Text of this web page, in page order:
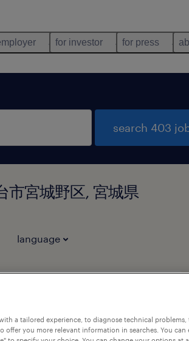
for investor for press
search 403
宮城野区, 宮城県
language
配送
a tailored experience, to diagnose technical
offer you more relevant information in searches. You can